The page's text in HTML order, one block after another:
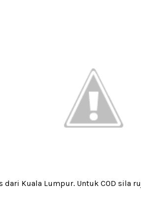
dari Kuala Lumpur. Untuk COD sila